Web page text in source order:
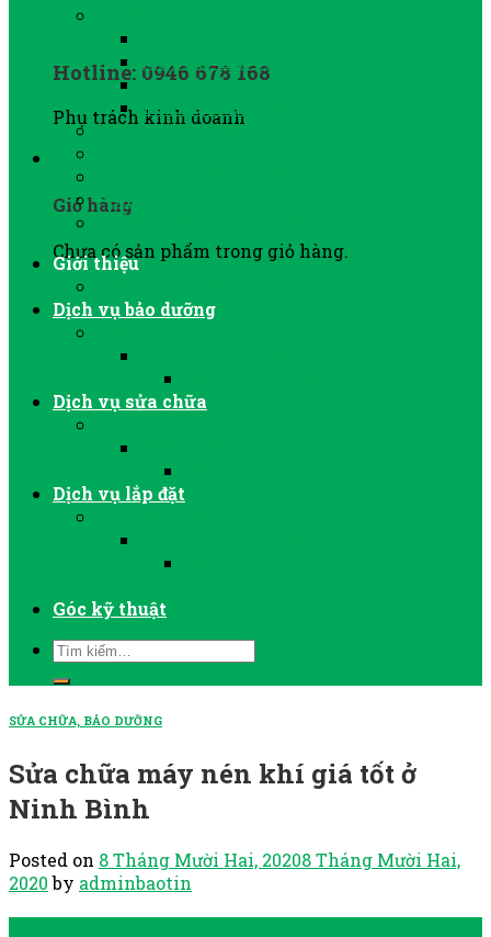
Hotline: 0946 678 168
Phụ trách kinh doanh
Giỏ hàng
Chưa có sản phẩm trong giỏ hàng.
Máy sấy khí Jmec
Máy sấy khí nén Lode Star
Thiết bị After Cooler
PHỤ TÙNG MÁY NITƠ
BÌNH TÍCH ÁP KHÍ NÉN
SỬA CHỮA, BẢO DƯỠNG
Giới thiệu
Dịch vụ bảo dưỡng
Dịch vụ sửa chữa
Dịch vụ lắp đặt
Góc kỹ thuật
SỬA CHỮA, BẢO DƯỠNG
Sửa chữa máy nén khí giá tốt ở
Ninh Bình
Posted on 8 Tháng Mười Hai, 20208 Tháng Mười Hai,
2020by adminbaotin